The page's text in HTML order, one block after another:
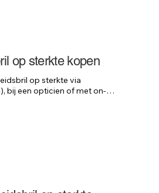
op sterkte kopen
op sterkte via
bij een opticien of met on-
en professioneel